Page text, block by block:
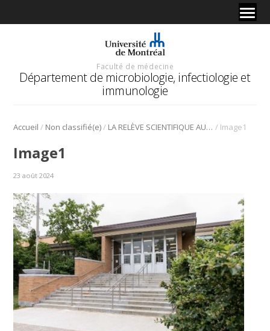
Faculté de médecine
Département de microbiologie, infectiologie et
immunologie
Accueil / Non classifié(e)/ LA RELÈVE SCIENTIFIQUE AU CŒUR DE NOTRE ENGAGEMENT / Image1
Image1
23 août 2024